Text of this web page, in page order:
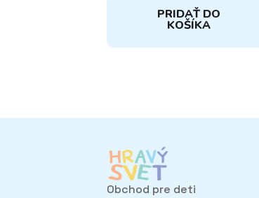
PRIDAŤ DO
KOŠÍKA
Obchod pre deti